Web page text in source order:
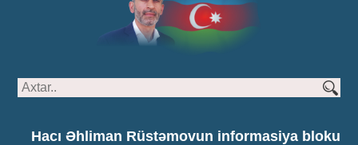
Hacı Əhliman Rüstəmovun informasiya bloku